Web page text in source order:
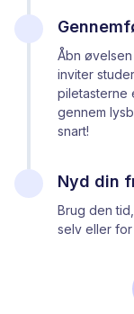
Åbn
inviter
piletasterne
gennem
snart!
Nyd din
Brug den
selv eller